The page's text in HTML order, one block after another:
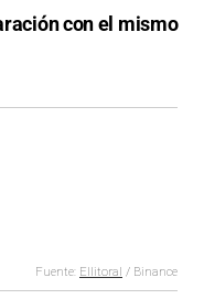
con el mismo